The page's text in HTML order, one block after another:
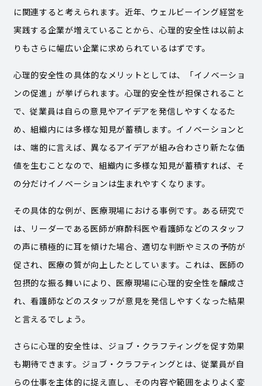
に関連すると考えられます。近年、ウェルビーイング経営を
実践する企業が増えていることから、心理的安全性は以前よ
りもさらに幅広い企業に求められているはずです。
心理的安全性の具体的なメリットとしては、「イノベーショ
ンの促進」が挙げられます。心理的安全性が担保されること
で、従業員は自らの意見やアイデアを発信しやすくなるた
め、組織内には多様な知見が蓄積します。イノベーションと
は、端的に言えば、異なるアイデアが組み合わさり新たな価
値を生むことなので、組織内に多様な知見が蓄積すれば、そ
の分だけイノベーションは生まれやすくなります。
その具体的な例が、医療現場における事例です。ある研究で
は、リーダーである医師が麻酔科医や看護師などのスタッフ
の声に積極的に耳を傾けた場合、適切な判断やミスの予防が
促され、医療の質が向上したとしています。これは、医師の
包摂的な振る舞いにより、医療現場に心理的安全性を醸成さ
れ、看護師などのスタッフが意見を発信しやすくなった結果
と言えるでしょう。
さらに心理的安全性は、ジョブ・クラフティングを促す効果
も期待できます。ジョブ・クラフティングとは、従業員が自
らの仕事を主体的に捉え直し、その内容や範囲をよりよく変